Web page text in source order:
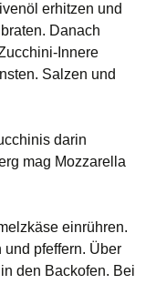
erhitzen und
Danach
Innere
Salzen und
darin
mag Mozzarella
einrühren.
pfeffern. Über
den Backofen. Bei